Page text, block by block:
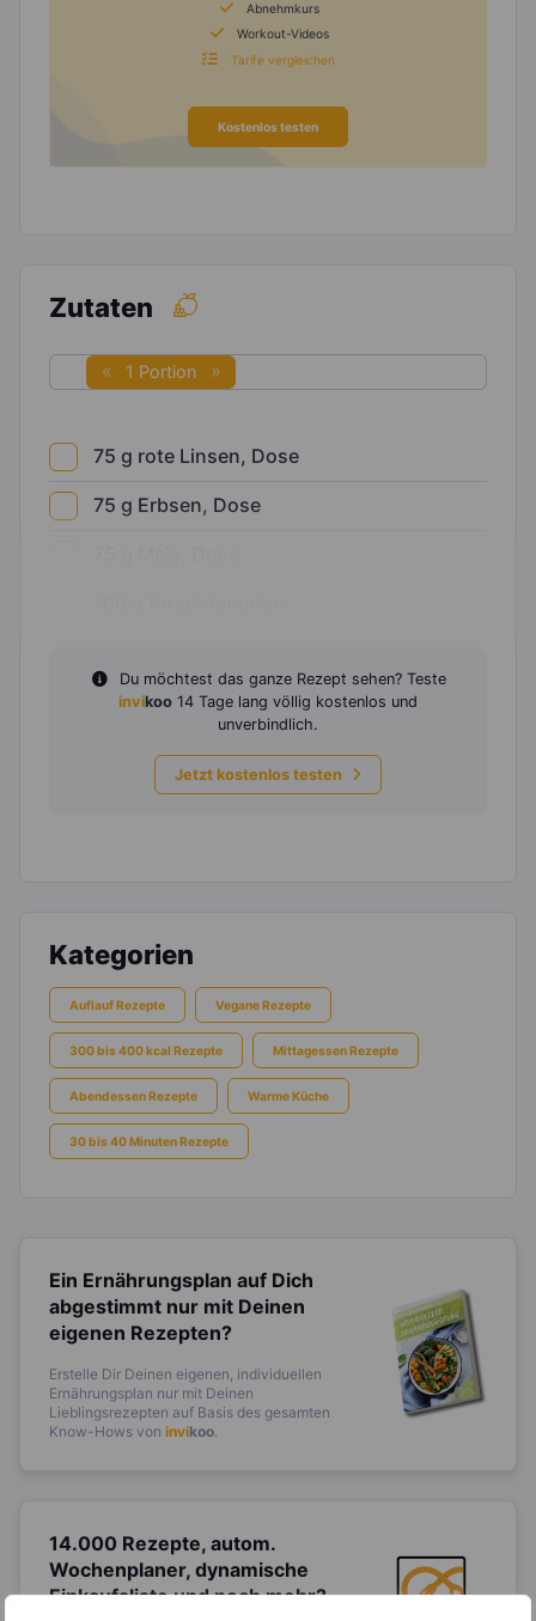
Abnehmkurs
Workout-Videos
Tarife vergleichen
Kostenlos testen
Zutaten
1 Portion
75 g rote Linsen, Dose
75 g Erbsen, Dose
Du möchtest das ganze Rezept sehen? Teste
invikoo 14 Tage lang völlig kostenlos und
unverbindlich.
Jetzt kostenlos testen
Kategorien
Auflauf Rezepte Vegane Rezepte
300 bis 400 kcal Rezepte Mittagessen Rezepte
Abendessen Rezepte Warme Küche
30 bis 40 Minuten Rezepte
Ein Ernährungsplan auf Dich
abgestimmt nur mit Deinen
eigenen Rezepten?
Erstelle Dir Deinen eigenen, individuellen
Ernährungsplan nur mit Deinen
Lieblingsrezepten auf Basis des gesamten
Know-Hows von invikoo
14.000 Rezepte, autom.
Wochenplaner, dynamische
Einkaufsliste und noch mehr?